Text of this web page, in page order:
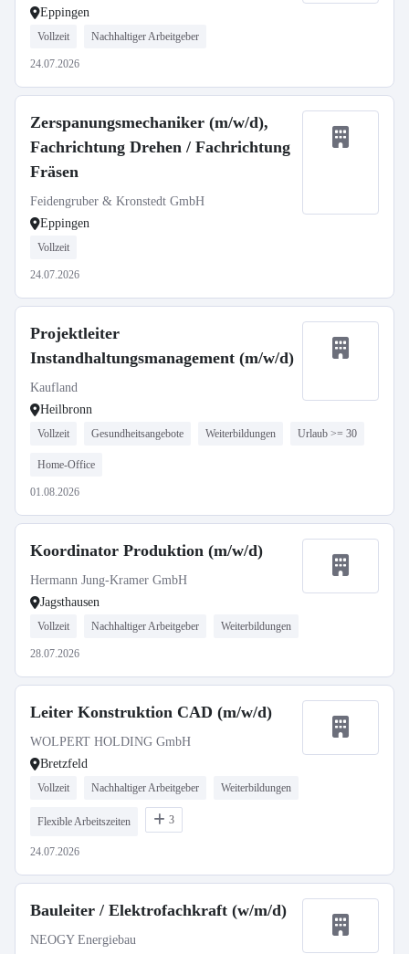
Eppingen
Vollzeit Nachhaltiger Arbeitgeber
24.07.2026
Zerspanungsmechaniker (m/w/d),
Fachrichtung Drehen / Fachrichtung
Fräsen
Feidengruber & Kronstedt GmbH
Eppingen
Vollzeit
24.07.2026
Projektleiter
Instandhaltungsmanagement (m/w/d)
Kaufland
Heilbronn
Vollzeit Gesundheitsangebote Weiterbildungen Urlaub >= 30
Home-Office
01.08.2026
Koordinator Produktion (m/w/d)
Hermann Jung-Kramer GmbH
Jagsthausen
Vollzeit Nachhaltiger Arbeitgeber Weiterbildungen
28.07.2026
Leiter Konstruktion CAD (m/w/d)
WOLPERT HOLDING GmbH
Bretzfeld
Vollzeit Nachhaltiger Arbeitgeber Weiterbildungen
Flexible Arbeitszeiten 3
24.07.2026
Bauleiter / Elektrofachkraft (w/m/d)
NEOGY Energiebau